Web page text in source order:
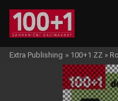
Extra Publishing » 100+1 ZZ »